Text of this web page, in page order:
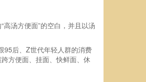
汤方便面”的空白，并且以汤
95后、Z世代年轻人群的消费
方便面、挂面、快鲜面、休